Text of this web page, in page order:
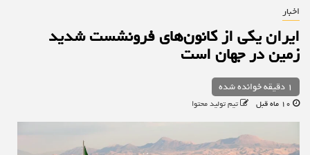
اخبار
ایران یکی از کانون‌های فرونشست شدید
زمین در جهان است
1 دقیقه خوانده شده
تیم تولید محتوا